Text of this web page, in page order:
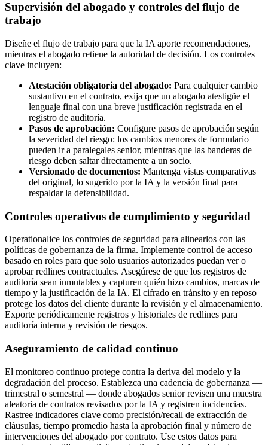
Supervisión del abogado y controles del flujo de
trabajo
Diseñe el flujo de trabajo para que la IA aporte recomendaciones,
mientras el abogado retiene la autoridad de decisión. Los controles
clave incluyen:
Atestación obligatoria del abogado: Para cualquier cambio
sustantivo en el contrato, exija que un abogado atestigüe el
lenguaje final con una breve justificación registrada en el
registro de auditoría.
Pasos de aprobación: Configure pasos de aprobación según
la severidad del riesgo: los cambios menores de formulario
pueden ir a paralegales senior, mientras que las banderas de
riesgo deben saltar directamente a un socio.
Versionado de documentos: Mantenga vistas comparativas
del original, lo sugerido por la IA y la versión final para
respaldar la defensibilidad.
Controles operativos de cumplimiento y seguridad
Operationalice los controles de seguridad para alinearlos con las
políticas de gobernanza de la firma. Implemente control de acceso
basado en roles para que solo usuarios autorizados puedan ver o
aprobar redlines contractuales. Asegúrese de que los registros de
auditoría sean inmutables y capturen quién hizo cambios, marcas de
tiempo y la justificación de la IA. El cifrado en tránsito y en reposo
protege los datos del cliente durante la revisión y el almacenamiento.
Exporte periódicamente registros y historiales de redlines para
auditoría interna y revisión de riesgos.
Aseguramiento de calidad continuo
El monitoreo continuo protege contra la deriva del modelo y la
degradación del proceso. Establezca una cadencia de gobernanza —
trimestral o semestral — donde abogados senior revisen una muestra
aleatoria de contratos revisados por la IA y registren incidencias.
Rastree indicadores clave como precisión/recall de extracción de
cláusulas, tiempo promedio hasta la aprobación final y número de
intervenciones del abogado por contrato. Use estos datos para